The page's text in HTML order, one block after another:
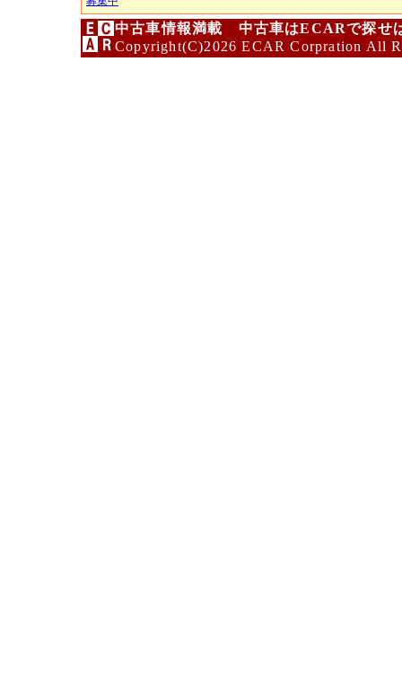
中古車情報満載 中古車はECARで探せ
Copyright(C)2026 ECAR Corpration All